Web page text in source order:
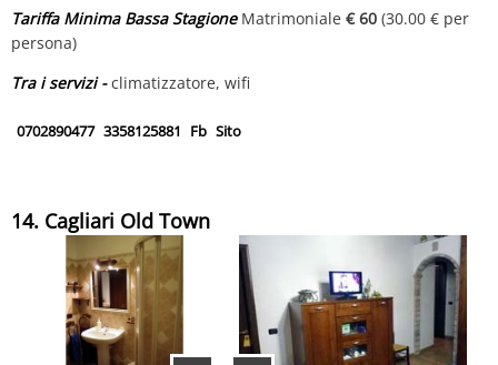
Tariffa Minima Bassa StagioneMatrimoniale € 60 (30.00 € per
persona)
Tra i servizi -climatizzatore, wifi
0702890477 3358125881 Fb Sito
14. Cagliari Old Town